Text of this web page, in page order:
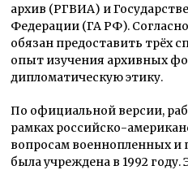
архив (РГВИА) и
Федерации (ГА РФ).
обязан предоставить трёх
опыт изучения архивных
дипломатическую этику.
По официальной версии,
рамках российско-
вопросам военнопленных и
была учреждена в 1992